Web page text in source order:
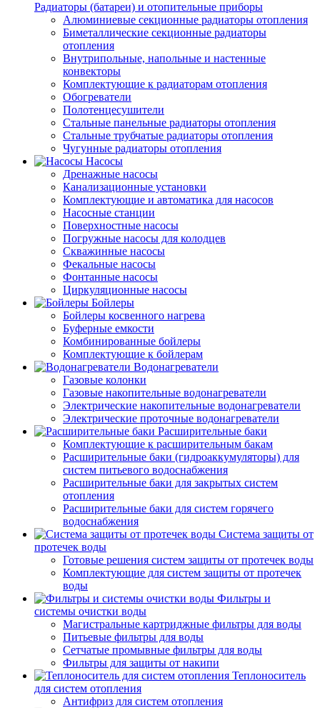
Радиаторы (батареи) и отопительные приборы
Алюминиевые секционные радиаторы отопления
Биметаллические секционные радиаторы
отопления
Внутрипольные, напольные и настенные
конвекторы
Комплектующие к радиаторам отопления
Обогреватели
Полотенцесушители
Стальные панельные радиаторы отопления
Стальные трубчатые радиаторы отопления
Чугунные радиаторы отопления
Насосы
Дренажные насосы
Канализационные установки
Комплектующие и автоматика для насосов
Насосные станции
Поверхностные насосы
Погружные насосы для колодцев
Скважинные насосы
Фекальные насосы
Фонтанные насосы
Циркуляционные насосы
Бойлеры
Бойлеры косвенного нагрева
Буферные емкости
Комбинированные бойлеры
Комплектующие к бойлерам
Водонагреватели
Газовые колонки
Газовые накопительные водонагреватели
Электрические накопительные водонагреватели
Электрические проточные водонагреватели
Расширительные баки
Комплектующие к расширительным бакам
Расширительные баки (гидроаккумуляторы) для
систем питьевого водоснабжения
Расширительные баки для закрытых систем
отопления
Расширительные баки для систем горячего
водоснабжения
Система защиты от
протечек воды
Готовые решения систем защиты от протечек воды
Комплектующие для систем защиты от протечек
воды
Фильтры и
системы очистки воды
Магистральные картриджные фильтры для воды
Питьевые фильтры для воды
Сетчатые промывные фильтры для воды
Фильтры для защиты от накипи
Теплоноситель
для систем отопления
Антифриз для систем отопления